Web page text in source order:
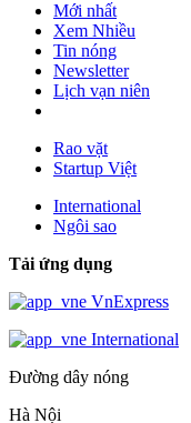
Mới nhất
Xem Nhiều
Tin nóng
Newsletter
Lịch vạn niên
Rao vặt
Startup Việt
International
Ngôi sao
Tải ứng dụng
VnExpress
International
Đường dây nóng
Hà Nội